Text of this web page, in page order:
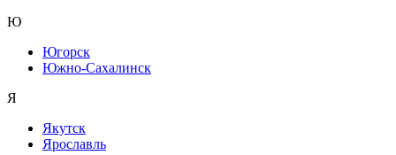
Ю
Югорск
Южно-Сахалинск
Я
Якутск
Ярославль